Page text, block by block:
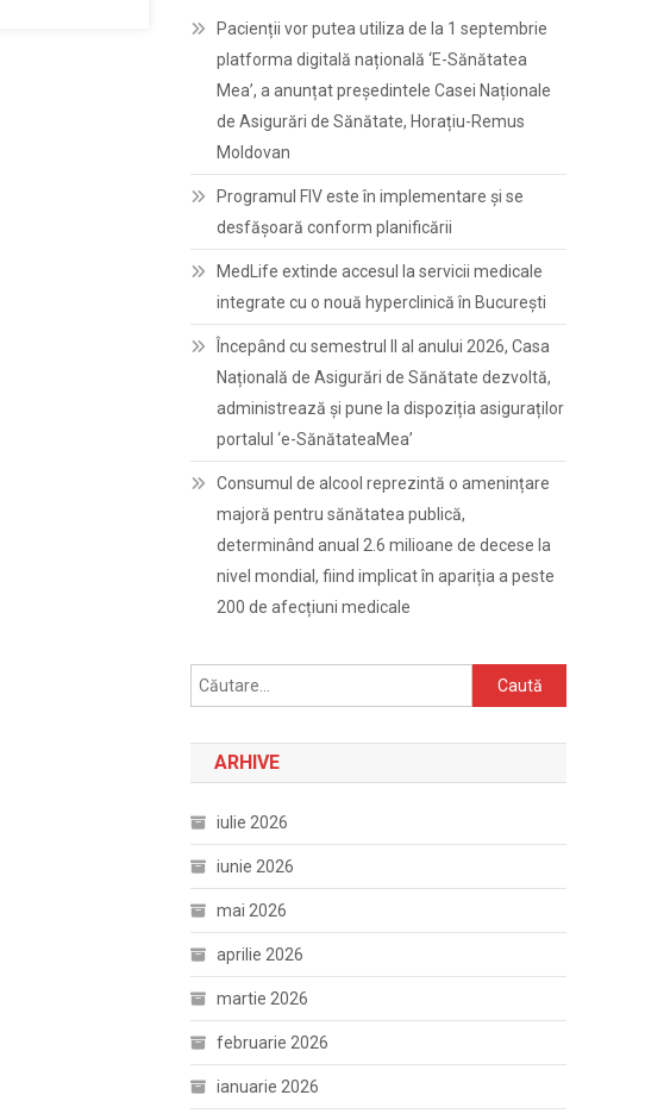
Pacienții vor putea utiliza de la 1 septembrie
platforma digitală națională ‘E-Sănătatea
Mea’, a anunțat președintele Casei Naționale
de Asigurări de Sănătate, Horațiu-Remus
Moldovan
Programul FIV este în implementare și se
desfășoară conform planificării
MedLife extinde accesul la servicii medicale
integrate cu o nouă hyperclinică în București
Începând cu semestrul II al anului 2026, Casa
Națională de Asigurări de Sănătate dezvoltă,
administrează și pune la dispoziția asiguraților
portalul ‘e-SănătateaMea’
Consumul de alcool reprezintă o amenințare
majoră pentru sănătatea publică,
determinând anual 2.6 milioane de decese la
nivel mondial, fiind implicat în apariția a peste
200 de afecțiuni medicale
Caută
după:
ARHIVE
iulie 2026
iunie 2026
mai 2026
aprilie 2026
martie 2026
februarie 2026
ianuarie 2026